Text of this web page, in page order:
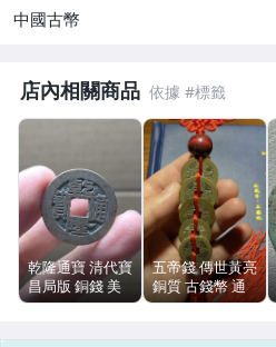
偶像、球員卡與郵幣
手錶與飾品配件
女包精品與女鞋
運動、戶外與休閒
中國古幣
店內相關商品
乾隆通寶 清代寶
昌局版 銅錢 美
品
五帝錢 傳世黃亮
銅質 古錢幣 通
寶重寶元寶 附憑